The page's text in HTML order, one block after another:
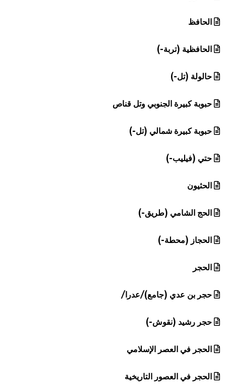
الحافظ
الحافظية (تربة-)
حالولة (تل-)
حبوبة كبيرة الجنوبي وتل قناص
حبوبة كبيرة شمالي (تل-)
حتي (فيليب-)
الحثيون
الحج الشامي (طريق-)
الحجاز (محطة-)
الحجر
حجر بن عدي (جامع)/عدرا/
حجر رشيد (نقوش-)
الحجر في العصر الإسلامي
الحجر في العصور التاريخية